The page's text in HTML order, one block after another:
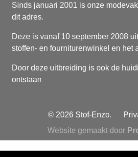
Sinds januari 2001 is onze
dit adres.
Deze is vanaf 10 september 2008
stoffen- en fourniturenwinkel en het
Door deze uitbreiding is ook de
ontstaan
© 2026 Stof-Enzo.
Website gemaakt door